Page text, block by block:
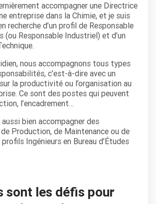
accompagner une Directrice
entreprise dans la Chimie, et je suis
recherche d’un profil de Responsable
(ou Responsable Industriel) et d’un
nous accompagnons tous types
c’est-à-dire avec un
la productivité ou l’organisation au
Ce sont des postes qui peuvent
l’encadrement…
bien accompagner des
Production, de Maintenance ou de
Ingénieurs en Bureau d’Études
sont les défis pour